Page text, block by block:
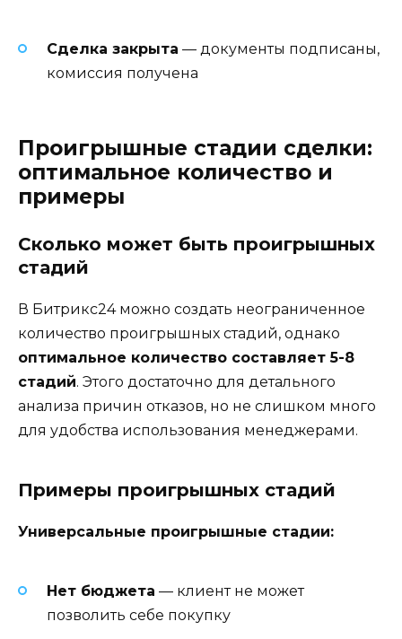
Сделка закрыта — документы подписаны,
комиссия получена
Проигрышные стадии сделки:
оптимальное количество и
примеры
Сколько может быть проигрышных
стадий
В Битрикс24 можно создать неограниченное
количество проигрышных стадий, однако
оптимальное количество составляет 5-8
стадий. Этого достаточно для детального
анализа причин отказов, но не слишком много
для удобства использования менеджерами.
Примеры проигрышных стадий
Универсальные проигрышные стадии:
Нет бюджета — клиент не может
позволить себе покупку